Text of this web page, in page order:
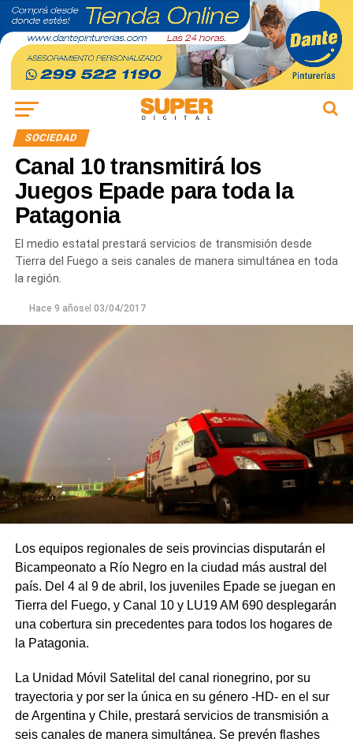
SOCIEDAD
Canal 10 transmitirá los
Juegos Epade para toda la
Patagonia
El medio estatal prestará servicios de transmisión desde
Tierra del Fuego a seis canales de manera simultánea en toda
la región.
Hace 9 añosel 03/04/2017
Los equipos regionales de seis provincias disputarán el
Bicampeonato a Río Negro en la ciudad más austral del
país. Del 4 al 9 de abril, los juveniles Epade se juegan en
Tierra del Fuego, y Canal 10 y LU19 AM 690 desplegarán
una cobertura sin precedentes para todos los hogares de
la Patagonia.
La Unidad Móvil Satelital del canal rionegrino, por su
trayectoria y por ser la única en su género -HD- en el sur
de Argentina y Chile, prestará servicios de transmisión a
seis canales de manera simultánea. Se prevén flashes